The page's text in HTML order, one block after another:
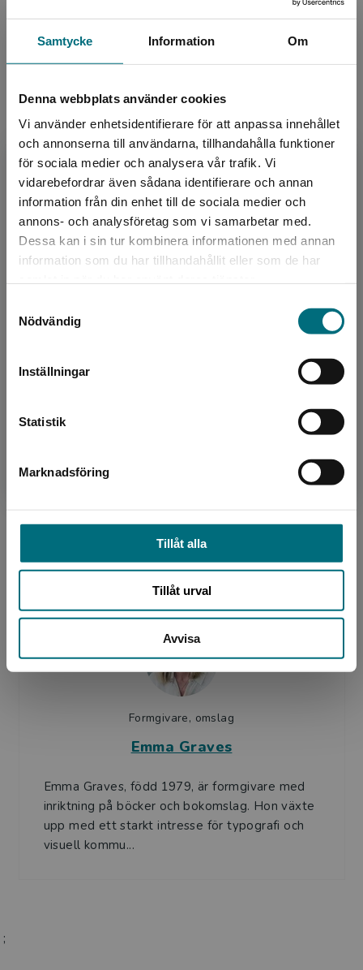
Samtycke Information Om
Denna webbplats använder cookies
Vi använder enhetsidentifierare för att anpassa innehållet
och annonserna till användarna, tillhandahålla funktioner
för sociala medier och analysera vår trafik. Vi
vidarebefordrar även sådana identifierare och annan
information från din enhet till de sociala medier och
annons- och analysföretag som vi samarbetar med.
Dessa kan i sin tur kombinera informationen med annan
information som du har tillhandahållit eller som de har
Nödvändig
Inställningar
Statistik
Marknadsföring
Tillåt alla
Tillåt urval
Avvisa
Begränsad fraktregion
Det verkar som att du besöker
nyponochviljaforlag.se via en enhet utanför
Sverige. För att kunna slutföra ett köp måste
Lättlästnivå:
ISBN:
9789179498078
Utgivningsår:
2024
Artikelnummer:
47588-01
Upplaga:
Första
Sidantal:
Köp- och leveransvillkor
år. Hon är också författare till flera lite extra
språks...
Formgivare, omslag
Emma Graves
Emma Graves, född 1979, är formgivare med
inriktning på böcker och bokomslag. Hon växte
upp med ett starkt intresse för typografi och
visuell kommu...
;